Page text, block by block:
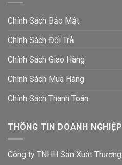
Chính Sách Bảo Mật
Chính Sách Đổi Trả
Chính Sách Giao Hàng
Chính Sách Mua Hàng
Chính Sách Thanh Toán
THÔNG TIN DOANH NGHIỆP
Công ty TNHH Sản Xuất